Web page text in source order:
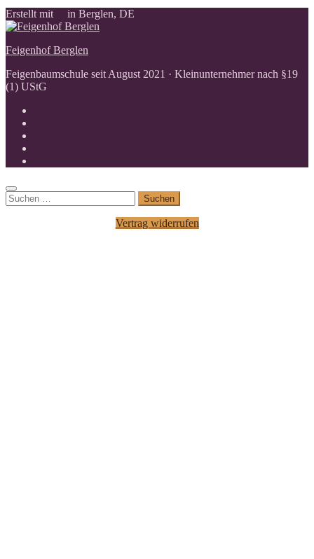
Erstellt mit in Berglen, DE
Feigenhof Berglen
Feigenbaumschule seit August 2021 · Kleinunternehmer nach §19
(1) UStG
Suchen
nach:
Vertrag widerrufen